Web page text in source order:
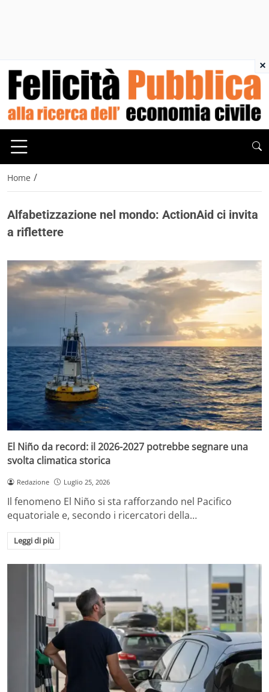
Home /
Alfabetizzazione nel mondo: ActionAid ci invita
a riflettere
El Niño da record: il 2026-2027 potrebbe segnare una
svolta climatica storica
Redazione Luglio 25, 2026
Il fenomeno El Niño si sta rafforzando nel Pacifico
equatoriale e, secondo i ricercatori della…
Leggi di più
×